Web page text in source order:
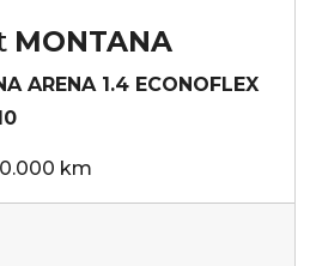
MONTANA
ARENA 1.4 ECONOFLEX
km